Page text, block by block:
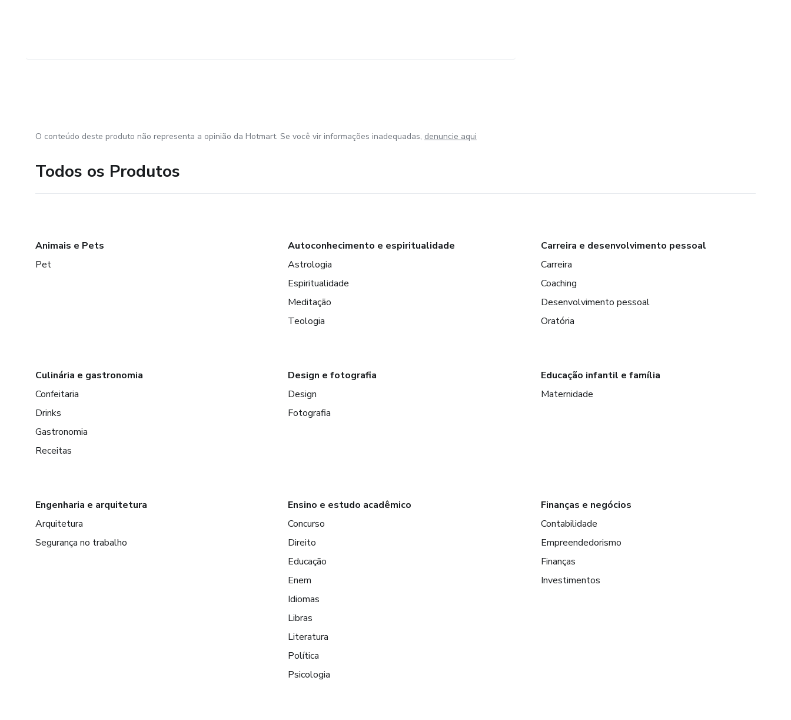
O conteúdo deste produto não representa a opinião da Hotmart. Se você vir informações inadequadas, denuncie aqui
Todos os Produtos
Animais e Pets
Pet
Autoconhecimento e espiritualidade
Astrologia
Espiritualidade
Meditação
Teologia
Carreira e desenvolvimento pessoal
Carreira
Coaching
Desenvolvimento pessoal
Oratória
Culinária e gastronomia
Confeitaria
Drinks
Gastronomia
Receitas
Design e fotografia
Design
Fotografia
Educação infantil e família
Maternidade
Engenharia e arquitetura
Arquitetura
Segurança no trabalho
Ensino e estudo acadêmico
Concurso
Direito
Educação
Enem
Idiomas
Libras
Literatura
Política
Psicologia
Finanças e negócios
Contabilidade
Empreendedorismo
Finanças
Investimentos